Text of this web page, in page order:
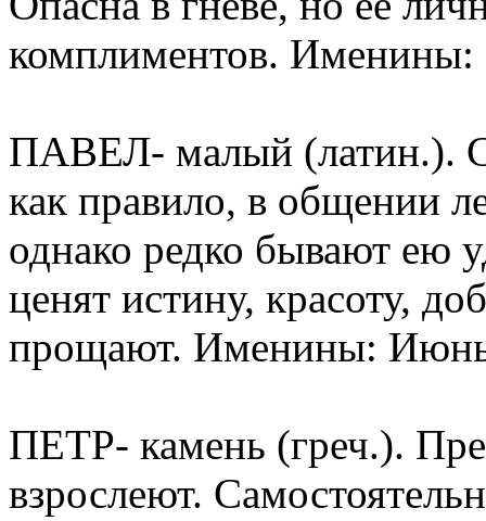
комплиментов.
ПАВЕЛ- малый (латин.).
как правило, в общении
однако редко бывают ею
ценят истину, красоту,
прощают. Именины:
ПЕТР- камень (греч.).
взрослеют.